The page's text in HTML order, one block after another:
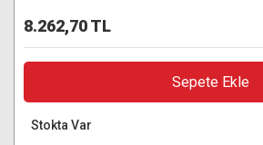
8.262,70 TL
Sepete Ekle
Stokta Var